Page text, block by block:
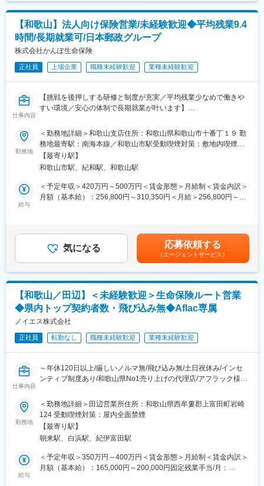
また、長期的なキャリア形成を支援するための制度が充実してい
ます。
■研修制度：
必要に応じて外部研修や社内研修を受講していただきます。技術
向上のためのサポート体制が整っており、成長を支援します。
保つことができます。在宅勤務やリモートワークは現状不可とな
っておりますが、働きやすい職場環境の提供を心掛けています。
除く】
■研修・サポート体制：
研修・サポート体制：ご入社後、OJTの形式で、先輩社員に同席
して諸手続きのご案内や提案業務を行い、徐々に慣れながら、単
独でのご案内や提案活動を目指していただきます。
◎金融商品ご提案の経験をお持ちの方は、これまでのご経験をダ
イレクトに活かしていただくことができます。
◎金融商品ご提案の経験が無くても、配属先でもOJTで提案スキ
ルを身につけていただくことができますので、ご安心ください。
■配属想定先
りそな銀行 各支店
※通勤可能な範囲での店舗の異動はございますが、転居を伴う異動
は想定しておりません。
■働き方：
＼女性が長く働ける環境が整っています！／
・「女性が活躍する会社BEST100」2位※2024年版／「女性が輝
く先進企業」選定！
■スマート社員とは
・当社では多様な働き方を選択いただけるよう「業務範囲」を限
定した職種を設けています。テレビ窓口業務（および支店窓口業
務）に業務範囲を限定しております。
変更の範囲：本文参照
【和歌山】法人向け保険営業/未経験歓迎◆平均残業9.4
時間/長期就業可/日本郵政グループ
株式会社かんぽ生命保険
正社員 上場企業 職種未経験歓迎 業種未経験歓迎
仕事内容
【挑戦を後押しする研修と制度が充実／平均残業少なめで働きや
すい環境／安心の体制で長期就業が叶います】
■業務概要：
かんぽ生命の法人向け保険営業職として、企業経営者や法人のお
客さまに対して、経営リスクの備えや従業員の福利厚生の充実を
サポートする保険商品を提案・販売していただきます。お客さま
の声に耳を傾け、ニーズに応じた最適な保険商品を提供すること
で、企業とその従業員の安心を支え続ける社会的意義のある仕事
です。
・企業経営者との相談・ニーズヒアリング
・保険契約の見直しや更新手続きのサポート
■組織体制：
かんぽ生命の法人営業部門は全国82支店、すべての都道府県に支
店を構えております。チームワークを重視しながら、社員一人ひ
とりが自分の強みを活かしてお客さまに最適な提案を行っていま
す。未経験の方も安心してスタートできるよう、充実した教育カ
リキュラムとサポート体制を整えています。
■キャリアパス：
お客さまサービスの質を高めるキャリアの他に、全社的な視点か
らビジネスを推進、専門性を高めその領域を牽引するキャリア、
なキャリアを描くことができます。
■長期就業が可能な環境：
・平均残業時間9.4時間
・有給休暇取得率96%（1時間単位で取得可）
・育児休業取得率100%
勤務地
＜勤務地詳細＞和歌山支店住所：和歌山県和歌山市十番丁１９ 勤
務地最寄駅：南海本線／和歌山市駅受動喫煙対策：敷地内喫煙可
能場所あり変更の範囲：近畿エリア9か所の支店
【最寄り駅】
和歌山市駅、紀和駅、和歌山駅
給与
＜予定年収＞420万円～500万円＜賃金形態＞月給制＜賃金内訳＞
月額（基本給）：256,800円～310,350円＜月給＞256,800円～
当、都市部に勤務する社員に対する勤務地手当等を支給■詳細は社
内規程に基づき決定します。■昇給：年1回／賞与：年2回賃金は
あくまでも目安の金額であり、選考を通じて上下する可能性があ
ります。月給(月額)は固定手当を含めた表記です。
気になる 応募依頼する
（エージェントサービス）
【和歌山／田辺】＜未経験歓迎＞生命保険ルート営業
◆県内トップ契約者数・飛び込み無◆Aflac専属
ノイエス株式会社
正社員 転勤なし 職種未経験歓迎 業種未経験歓迎
仕事内容
～年休120日以上/厳しいノルマ無/飛び込み無/土日祝休み/インセ
ンティブ制度あり/和歌山県No1売り上げの代理店/アフラック様専
■業務内容：
アフラック生命保険の代理店の当社で、主に個人の方へ保険商品
の提案営業を行っていただきます。
■業務詳細：
・個人のお客様へ新規保険商品の紹介
勤務地
＜勤務地詳細＞田辺営業所住所：和歌山県西牟婁郡上富田町岩崎
124 受動喫煙対策：屋内全面禁煙
【最寄り駅】
朝来駅、白浜駅、紀伊富田駅
給与
＜予定年収＞350万円～400万円＜賃金形態＞月給制＜賃金内訳＞
月額（基本給）：165,000円～200,000円固定残業手当/月：